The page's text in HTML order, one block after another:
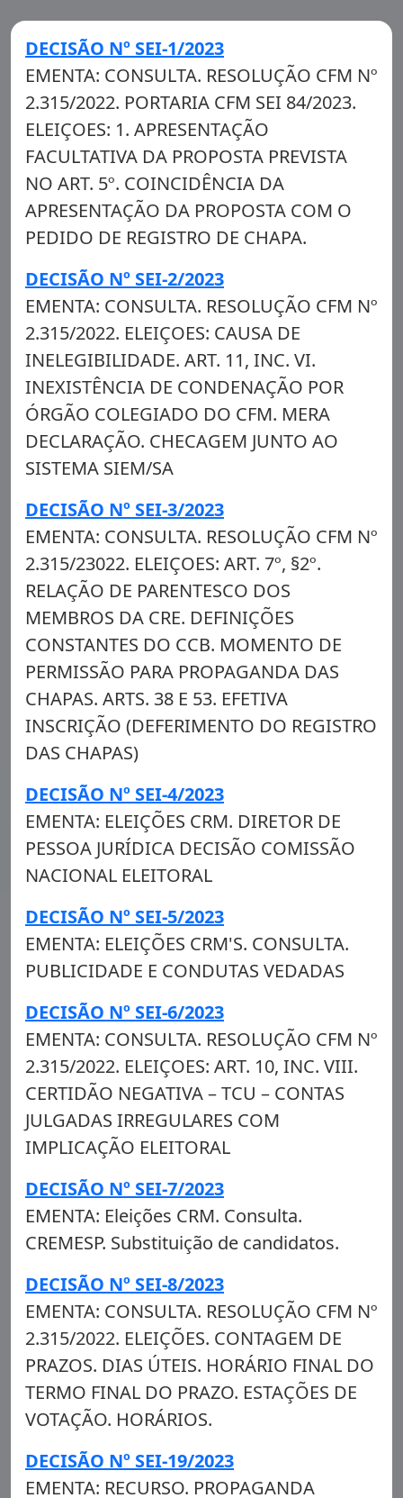
DECISÃO Nº SEI-1/2023
EMENTA: CONSULTA. RESOLUÇÃO CFM Nº
2.315/2022. PORTARIA CFM SEI 84/2023.
ELEIÇOES: 1. APRESENTAÇÃO
FACULTATIVA DA PROPOSTA PREVISTA
NO ART. 5º. COINCIDÊNCIA DA
APRESENTAÇÃO DA PROPOSTA COM O
PEDIDO DE REGISTRO DE CHAPA.
DECISÃO Nº SEI-2/2023
EMENTA: CONSULTA. RESOLUÇÃO CFM Nº
2.315/2022. ELEIÇOES: CAUSA DE
INELEGIBILIDADE. ART. 11, INC. VI.
INEXISTÊNCIA DE CONDENAÇÃO POR
ÓRGÃO COLEGIADO DO CFM. MERA
DECLARAÇÃO. CHECAGEM JUNTO AO
SISTEMA SIEM/SA
DECISÃO Nº SEI-3/2023
EMENTA: CONSULTA. RESOLUÇÃO CFM Nº
2.315/23022. ELEIÇOES: ART. 7º, §2º.
RELAÇÃO DE PARENTESCO DOS
MEMBROS DA CRE. DEFINIÇÕES
CONSTANTES DO CCB. MOMENTO DE
PERMISSÃO PARA PROPAGANDA DAS
CHAPAS. ARTS. 38 E 53. EFETIVA
INSCRIÇÃO (DEFERIMENTO DO REGISTRO
DAS CHAPAS)
DECISÃO Nº SEI-4/2023
EMENTA: ELEIÇÕES CRM. DIRETOR DE
PESSOA JURÍDICA DECISÃO COMISSÃO
NACIONAL ELEITORAL
DECISÃO Nº SEI-5/2023
EMENTA: ELEIÇÕES CRM'S. CONSULTA.
PUBLICIDADE E CONDUTAS VEDADAS
DECISÃO Nº SEI-6/2023
EMENTA: CONSULTA. RESOLUÇÃO CFM Nº
2.315/2022. ELEIÇOES: ART. 10, INC. VIII.
CERTIDÃO NEGATIVA – TCU – CONTAS
JULGADAS IRREGULARES COM
IMPLICAÇÃO ELEITORAL
DECISÃO Nº SEI-7/2023
EMENTA: Eleições CRM. Consulta.
CREMESP. Substituição de candidatos.
DECISÃO Nº SEI-8/2023
EMENTA: CONSULTA. RESOLUÇÃO CFM Nº
2.315/2022. ELEIÇÕES. CONTAGEM DE
PRAZOS. DIAS ÚTEIS. HORÁRIO FINAL DO
TERMO FINAL DO PRAZO. ESTAÇÕES DE
VOTAÇÃO. HORÁRIOS.
DECISÃO Nº SEI-19/2023
EMENTA: RECURSO. PROPAGANDA